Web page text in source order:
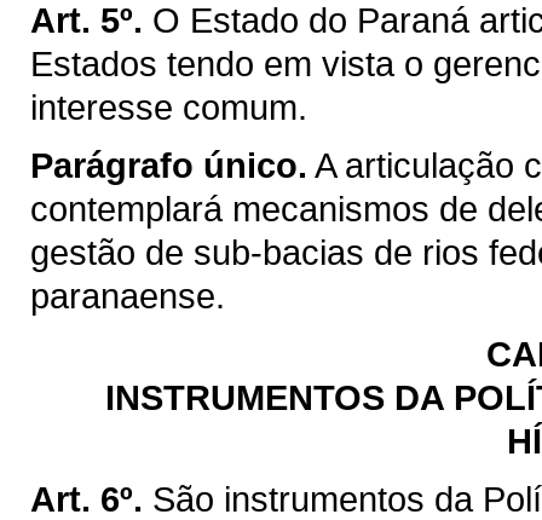
Art. 5º. O Estado do Paraná
Estados tendo em vista o
interesse comum.
Parágrafo único. A articulação
contemplará mecanismos de
gestão de sub-bacias de rios
paranaense.
INSTRUMENTOS DA
Art. 6º. São instrumentos da